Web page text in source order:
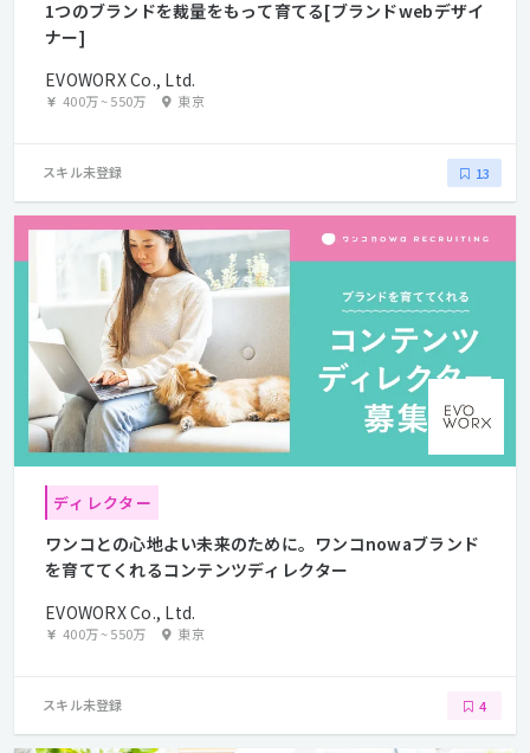
1つのブランドを裁量をもって育てる[ブランドwebデザイ
ナー]
EVOWORX Co., Ltd.
400万~550万 東京
スキル未登録 13
ディレクター
ワンコとの心地よい未来のために。ワンコnowaブランド
を育ててくれるコンテンツディレクター
EVOWORX Co., Ltd.
400万~550万 東京
スキル未登録 4